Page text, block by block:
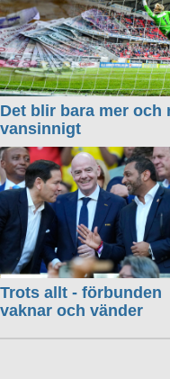
Det blir bara mer och
vansinnigt
Trots allt - förbunden
vaknar och vänder